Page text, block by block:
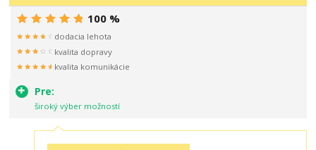
Pre:
široký výber možností
100 %
dodacia lehota
kvalita dopravy
kvalita komunikácie